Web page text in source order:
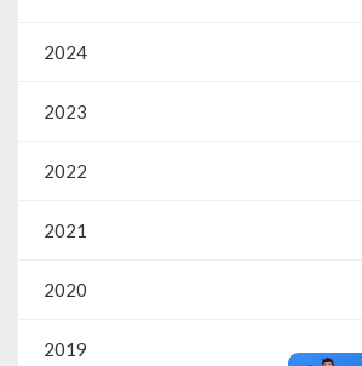
Processo Seletivo
Carta de Serviços
Repasses e Transferências
2024
2023
2022
2021
2020
2019